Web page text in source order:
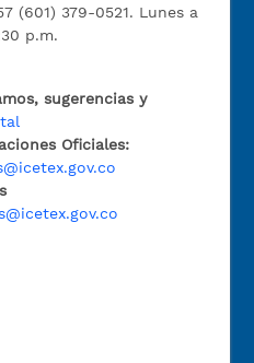
(601) 379-0521. Lunes a
p.m.
sugerencias y
Oficiales: